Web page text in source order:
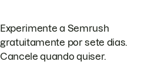
Experimente a Semrush
gratuitamente por sete dias.
Cancele quando quiser.